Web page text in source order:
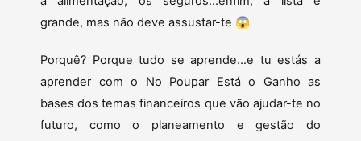
grande, mas não deve assustar-te 😱
Porquê? Porque tudo se aprende…e tu estás a
aprender com o No Poupar Está o Ganho as
bases dos temas financeiros que vão ajudar-te no
futuro, como o planeamento e gestão do